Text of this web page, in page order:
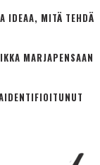
IDEAA, MITÄ TEHDÄ
MARJAPENSAAN